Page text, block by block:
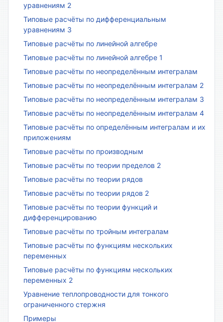
уравнениям 2
Типовые расчёты по дифференциальным
уравнениям 3
Типовые расчёты по линейной алгебре
Типовые расчёты по линейной алгебре 1
Типовые расчёты по неопределённым интегралам
Типовые расчёты по неопределённым интегралам 2
Типовые расчёты по неопределённым интегралам 3
Типовые расчёты по неопределённым интегралам 4
Типовые расчёты по определённым интегралам и их
приложениям
Типовые расчёты по производным
Типовые расчёты по теории пределов 2
Типовые расчёты по теории рядов
Типовые расчёты по теории рядов 2
Типовые расчёты по теории функций и
дифференцированию
Типовые расчёты по тройным интегралам
Типовые расчёты по функциям нескольких
переменных
Типовые расчёты по функциям нескольких
переменных 2
Уравнение теплопроводности для тонкого
ограниченного стержня
Примеры